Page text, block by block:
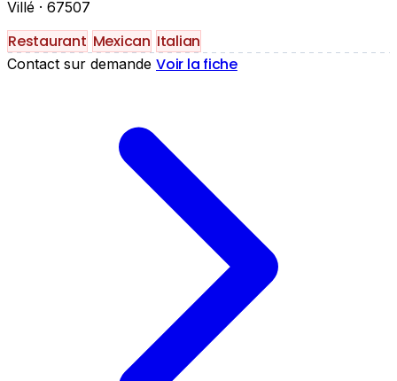
Villé · 67507
Restaurant Mexican Italian
Contact sur demande Voir la fiche